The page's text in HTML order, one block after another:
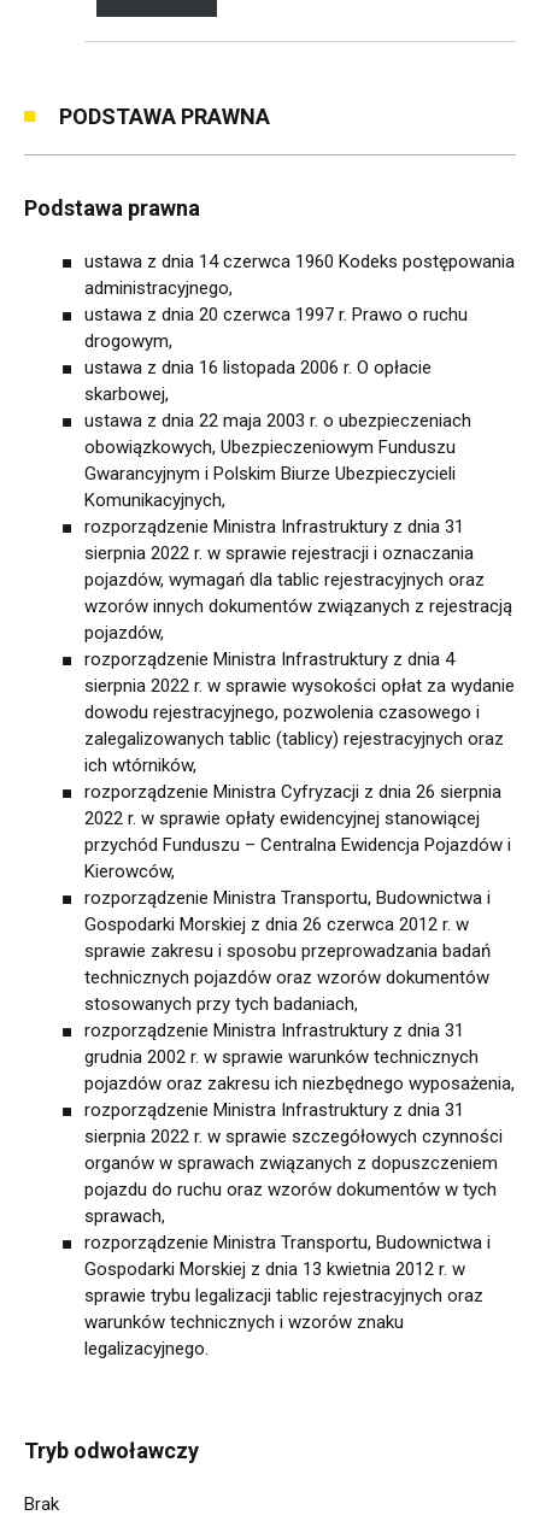
PODSTAWA PRAWNA
Podstawa prawna
ustawa z dnia 14 czerwca 1960 Kodeks postępowania
administracyjnego,
ustawa z dnia 20 czerwca 1997 r. Prawo o ruchu
drogowym,
ustawa z dnia 16 listopada 2006 r. O opłacie
skarbowej,
ustawa z dnia 22 maja 2003 r. o ubezpieczeniach
obowiązkowych, Ubezpieczeniowym Funduszu
Gwarancyjnym i Polskim Biurze Ubezpieczycieli
Komunikacyjnych,
rozporządzenie Ministra Infrastruktury z dnia 31
sierpnia 2022 r. w sprawie rejestracji i oznaczania
pojazdów, wymagań dla tablic rejestracyjnych oraz
wzorów innych dokumentów związanych z rejestracją
pojazdów,
rozporządzenie Ministra Infrastruktury z dnia 4
sierpnia 2022 r. w sprawie wysokości opłat za wydanie
dowodu rejestracyjnego, pozwolenia czasowego i
zalegalizowanych tablic (tablicy) rejestracyjnych oraz
ich wtórników,
rozporządzenie Ministra Cyfryzacji z dnia 26 sierpnia
2022 r. w sprawie opłaty ewidencyjnej stanowiącej
przychód Funduszu – Centralna Ewidencja Pojazdów i
Kierowców,
rozporządzenie Ministra Transportu, Budownictwa i
Gospodarki Morskiej z dnia 26 czerwca 2012 r. w
sprawie zakresu i sposobu przeprowadzania badań
technicznych pojazdów oraz wzorów dokumentów
stosowanych przy tych badaniach,
rozporządzenie Ministra Infrastruktury z dnia 31
grudnia 2002 r. w sprawie warunków technicznych
pojazdów oraz zakresu ich niezbędnego wyposażenia,
rozporządzenie Ministra Infrastruktury z dnia 31
sierpnia 2022 r. w sprawie szczegółowych czynności
organów w sprawach związanych z dopuszczeniem
pojazdu do ruchu oraz wzorów dokumentów w tych
sprawach,
rozporządzenie Ministra Transportu, Budownictwa i
Gospodarki Morskiej z dnia 13 kwietnia 2012 r. w
sprawie trybu legalizacji tablic rejestracyjnych oraz
warunków technicznych i wzorów znaku
legalizacyjnego.
Tryb odwoławczy
Brak